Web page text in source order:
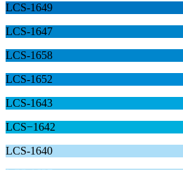
LCS-1649
LCS-1647
LCS-1658
LCS-1652
LCS-1643
LCS−1642
LCS-1640